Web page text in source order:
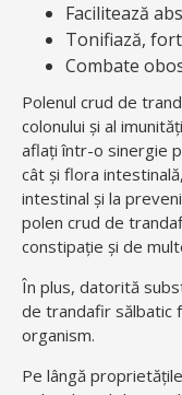
Facilitează
Tonifiază,
Combate
Polenul crud de
colonului și al
aflați într-o sinergie
cât și flora
intestinal și la
polen crud de
constipație și de
În plus, datorită
de trandafir sălbatic
organism.
Pe lângă